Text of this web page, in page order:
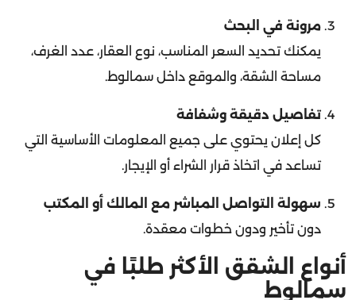
يمكنك تحديد السعر المناسب، نوع العقار، عدد الغرف،
مساحة الشقة، والموقع داخل سمالوط.
كل إعلان يحتوي على جميع المعلومات الأساسية التي
تساعد في اتخاذ قرار الشراء أو الإيجار.
دون تأخير ودون خطوات معقدة.
سمالوط